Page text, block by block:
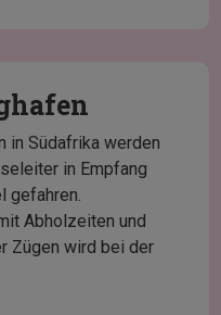
in Südafrika werden
in Empfang
gefahren.
Abholzeiten und
Zügen wird bei der